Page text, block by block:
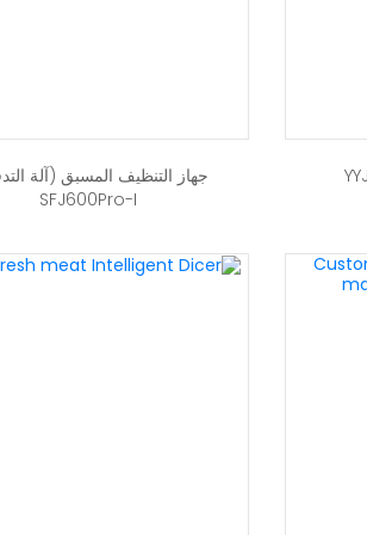
جهاز التنظيف المسبق (آلة
SFJ600Pro-I